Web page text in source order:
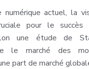
numérique actuel, la
pour le
une étude de
le marché des
part de marché